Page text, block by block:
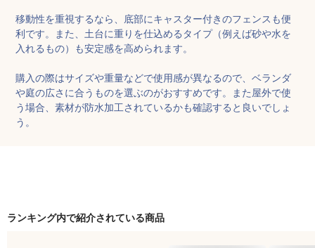
移動性を重視するなら、底部にキャスター付きのフェンスも便
利です。また、土台に重りを仕込めるタイプ（例えば砂や水を
入れるもの）も安定感を高められます。
購入の際はサイズや重量などで使用感が異なるので、ベランダ
や庭の広さに合うものを選ぶのがおすすめです。また屋外で使
う場合、素材が防水加工されているかも確認すると良いでしょ
う。
ランキング内で紹介されている商品